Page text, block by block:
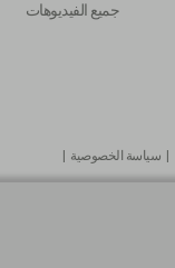
جميع الفيديوهات
سياسة الخصوصية